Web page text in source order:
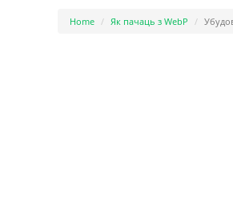
Home Як пачаць з WebP